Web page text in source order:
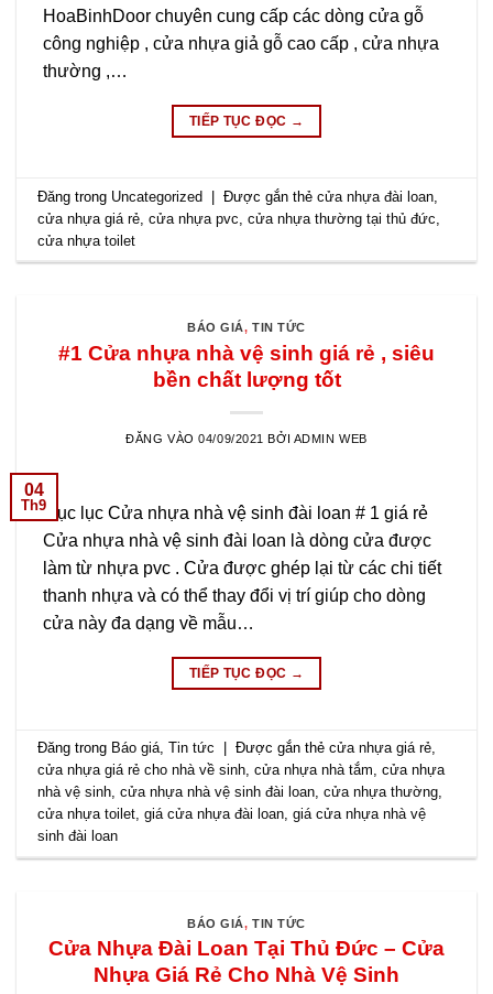
HoaBinhDoor chuyên cung cấp các dòng cửa gỗ
công nghiệp , cửa nhựa giả gỗ cao cấp , cửa nhựa
thường ,…
TIẾP TỤC ĐỌC →
Đăng trong Uncategorized | Được gắn thẻcửa nhựa đài loan
cửa nhựa giá rẻ ,cửa nhựa pvc ,cửa nhựa thường tại thủ đức
cửa nhựa toilet
BÁO GIÁ,TIN TỨC
#1 Cửa nhựa nhà vệ sinh giá rẻ , siêu
bền chất lượng tốt
ĐĂNG VÀO04/09/2021 BỞI ADMIN WEB
04
Th9Mục lục Cửa nhựa nhà vệ sinh đài loan # 1 giá rẻ
Cửa nhựa nhà vệ sinh đài loan là dòng cửa được
làm từ nhựa pvc . Cửa được ghép lại từ các chi tiết
thanh nhựa và có thể thay đổi vị trí giúp cho dòng
cửa này đa dạng về mẫu…
TIẾP TỤC ĐỌC →
Đăng trong Báo giá,Tin tức Được gắn thẻcửa nhựa giá rẻ,
cửa nhựa giá rẻ cho nhà về sinh,cửa nhựa nhà tắm,cửa nhựa
nhà vệ sinh,cửa nhựa nhà vệ sinh đài loan,cửa nhựa thường,
cửa nhựa toilet,giá cửa nhựa đài loan,giá cửa nhựa nhà vệ
sinh đài loan
BÁO GIÁ,TIN TỨC
Cửa Nhựa Đài Loan Tại Thủ Đức – Cửa
Nhựa Giá Rẻ Cho Nhà Vệ Sinh